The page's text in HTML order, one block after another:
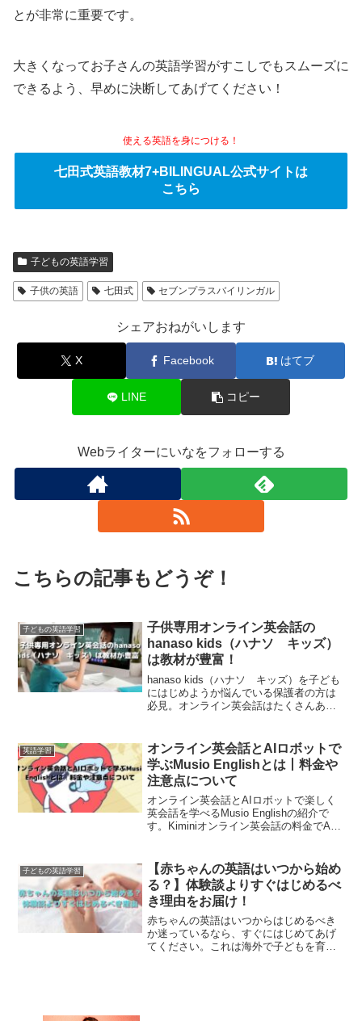
とが非常に重要です。
大きくなってお子さんの英語学習がすこしでもスムーズに
できるよう、早めに決断してあげてください！
使える英語を身につける！
七田式英語教材7+BILINGUAL公式サイトは
こちら
子どもの英語学習
子供の英語 七田式 セブンプラスバイリンガル
シェアおねがいします
X Facebook はてブ
LINE コピー
Webライターにいなをフォローする
こちらの記事もどうぞ！
子どもの英語学習
子供専用オンライン英会話の
hanaso kids（ハナソ キッズ）
は教材が豊富！
hanaso kids（ハナソ キッズ）を子ども
にはじめようか悩んでいる保護者の方は
必見。オンライン英会話はたくさんあり
ズ）の特徴やおすすめポイントを詳しく
説明しています。
英語学習
オンライン英会話とAIロボットで
学ぶMusio Englishとは丨料金や
注意点について
オンライン英会話とAIロボットで楽しく
英会話を学べるMusio Englishの紹介で
す。Kiminiオンライン英会話の料金でAI
を検討している方はぜひお読みくださ
い。
子どもの英語学習
【赤ちゃんの英語はいつから始め
る？】体験談よりすぐはじめるべ
き理由をお届け！
赤ちゃんの英語はいつからはじめるべき
か迷っているなら、すぐにはじめてあげ
てください。これは海外で子どもを育て